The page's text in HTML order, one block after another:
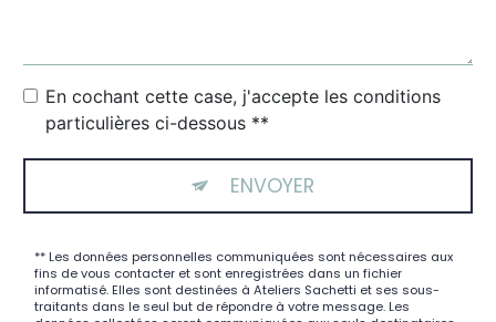
En cochant cette case, j'accepte les conditions
particulières ci-dessous **
ENVOYER
** Les données personnelles communiquées sont nécessaires aux
fins de vous contacter et sont enregistrées dans un fichier
informatisé. Elles sont destinées à Ateliers Sachetti et ses sous-
traitants dans le seul but de répondre à votre message. Les